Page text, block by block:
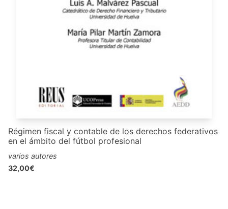
Régimen fiscal y contable de los derechos federativos
en el ámbito del fútbol profesional
varios autores
32,00€